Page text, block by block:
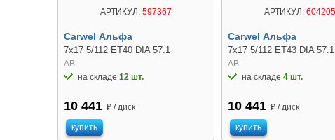
АРТИКУЛ:597367
Carwel Альфа
7x17 5/112 ET40 DIA 57.1
AB
на складе 12 шт.
10 441 ₽ / диск
купить
АРТИКУЛ:604205
Carwel Альфа
7x17 5/112 ET43 DIA 57.1
AB
на складе 4 шт.
10 441 ₽ / диск
купить